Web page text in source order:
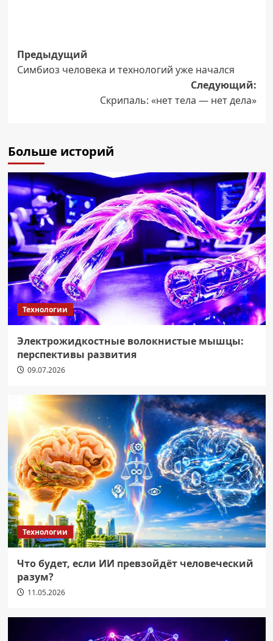
Навигация
записи
Предыдущий
Симбиоз человека и технологий уже начался
Следующий:
Скрипаль: «нет тела — нет дела»
Больше историй
Технологии
Электрожидкостные волокнистые мышцы:
перспективы развития
09.07.2026
Технологии
Что будет, если ИИ превзойдёт человеческий
разум?
11.05.2026